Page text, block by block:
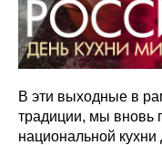
В эти выходные в
традиции, мы вновь
национальной